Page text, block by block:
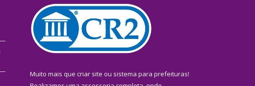
Muito mais que criar site ou sistema para prefeituras!